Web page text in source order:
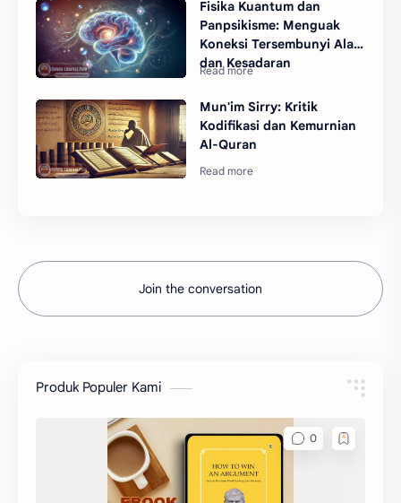
Fisika Kuantum dan
Panpsikisme: Menguak
Koneksi Tersembunyi Alam
dan Kesadaran
Mun'im Sirry: Kritik
Kodifikasi dan Kemurnian
Al-Quran
Join the conversation
Produk Populer Kami